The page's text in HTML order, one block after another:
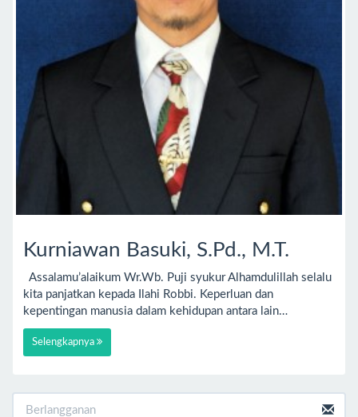
Kurniawan Basuki, S.Pd., M.T.
Assalamu’alaikum Wr.Wb. Puji syukur Alhamdulillah selalu
kita panjatkan kepada Ilahi Robbi. Keperluan dan
kepentingan manusia dalam kehidupan antara lain…
Selengkapnya